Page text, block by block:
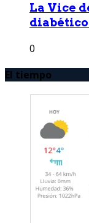
La Vice
0
El tiempo